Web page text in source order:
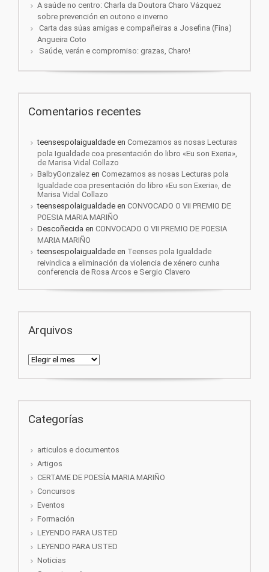
A saúde no centro: Charla da Doutora Charo Vázquez
sobre prevención en outono e inverno
Carta das súas amigas e compañeiras a Josefina (Fina)
Angueira Coto
Saúde, verán e compromiso: grazas, Charo!
Comentarios recentes
teensespolaigualdade en Comezamos as nosas Lecturas
pola Igualdade coa presentación do libro «Eu son Exeria»,
de Marisa Vidal Collazo
BalbyGonzalez en Comezamos as nosas Lecturas pola
Igualdade coa presentación do libro «Eu son Exeria», de
Marisa Vidal Collazo
teensespolaigualdade en CONVOCADO O VII PREMIO DE
POESIA MARIA MARIÑO
Descoñecida en CONVOCADO O VII PREMIO DE POESIA
MARIA MARIÑO
teensespolaigualdade en Teenses pola Igualdade
reivindica a eliminación da violencia de xénero cunha
conferencia de Rosa Arcos e Sergio Clavero
Arquivos
Arquivos
Categorías
articulos e documentos
Artigos
CERTAME DE POESÍA MARIA MARIÑO
Concursos
Eventos
Formación
LEYENDO PARA USTED
LEYENDO PARA USTED
Noticias